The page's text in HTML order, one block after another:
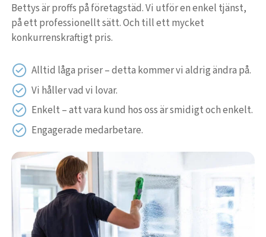
Bettys är proffs på företagstäd. Vi utför en enkel tjänst,
på ett professionellt sätt. Och till ett mycket
konkurrenskraftigt pris.
Alltid låga priser – detta kommer vi aldrig ändra på.
Vi håller vad vi lovar.
Enkelt – att vara kund hos oss är smidigt och enkelt.
Engagerade medarbetare.